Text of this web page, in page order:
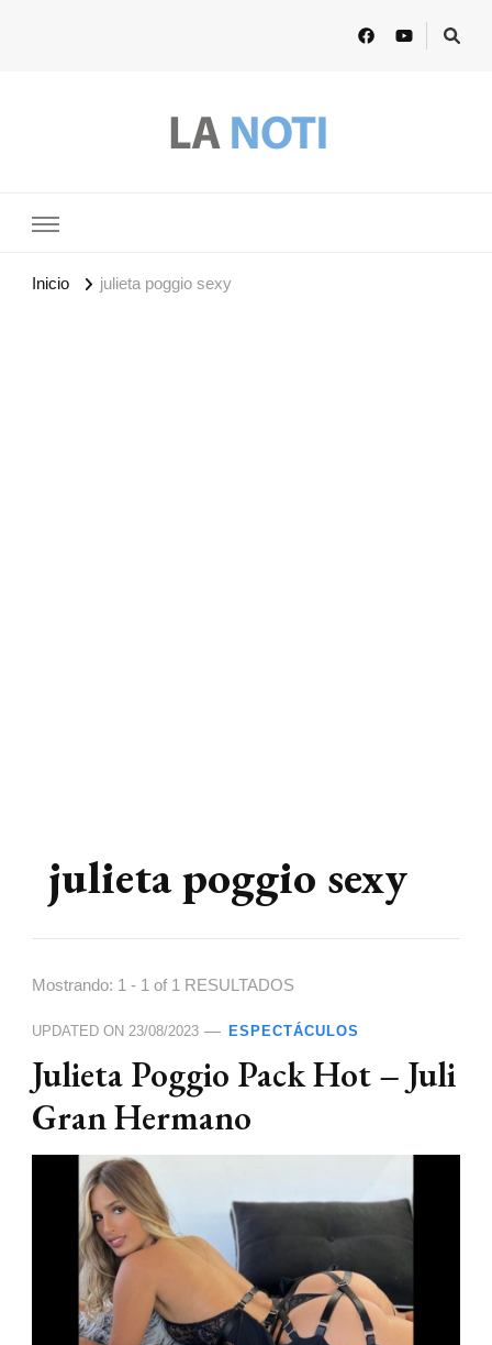
Inicio julieta poggio sexy
julieta poggio sexy
Mostrando: 1 - 1 of 1 RESULTADOS
UPDATED ON 23/08/2023 ESPECTÁCULOS
Julieta Poggio Pack Hot – Juli
Gran Hermano